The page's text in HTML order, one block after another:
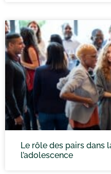
Le rôle des pairs dans
l’adolescence